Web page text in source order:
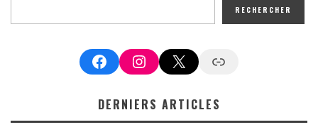
RECHERCHER
FacebookInstagram
X Google News
DERNIERS ARTICLES